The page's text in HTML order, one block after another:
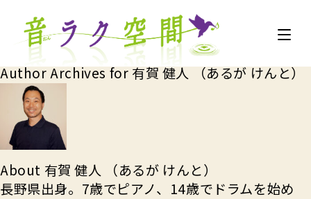
Author Archives for 有賀 健人 （あるが けんと）
About 有賀 健人 （あるが けんと）
長野県出身。7歳でピアノ、14歳でドラムを始め